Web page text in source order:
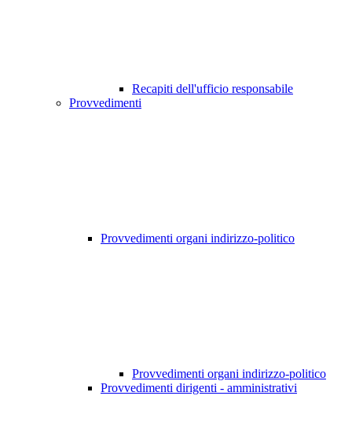
Recapiti dell'ufficio responsabile
Provvedimenti
Provvedimenti organi indirizzo-politico
Provvedimenti organi indirizzo-politico
Provvedimenti dirigenti - amministrativi